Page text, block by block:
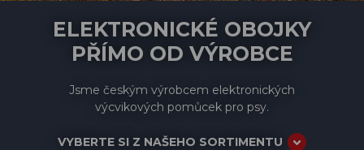
ELEKTRONICKÉ OBOJKY
PŘÍMO OD VÝROBCE
Jsme českým výrobcem elektronických
výcvikových pomůcek pro psy.
VYBERTE SI Z NAŠEHO SORTIMENTU